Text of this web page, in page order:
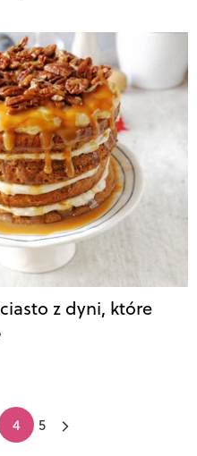
z dyni, które
4 5